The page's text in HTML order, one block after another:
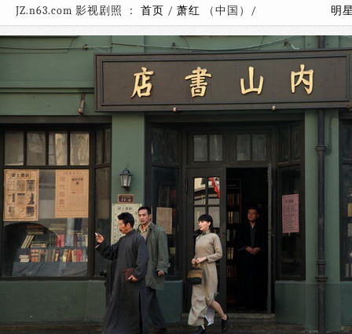
JZ.n63.com 影视剧照 ： 首页 / 萧红 （中国）/ 明